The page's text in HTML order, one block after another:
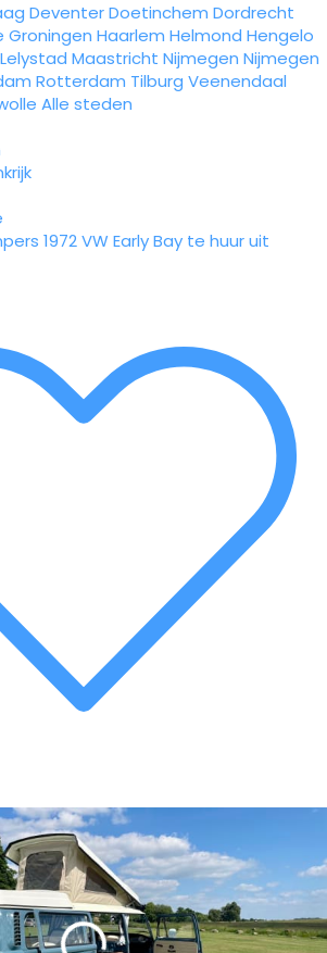
DeventerDoetinchem Dordrecht
Groningen Haarlem Helmond Hengelo
Lelystad Maastricht Nijmegen Nijmegen
Rotterdam Tilburg Veenendaal
Alle steden
1972 VW Early Bay te huur uit